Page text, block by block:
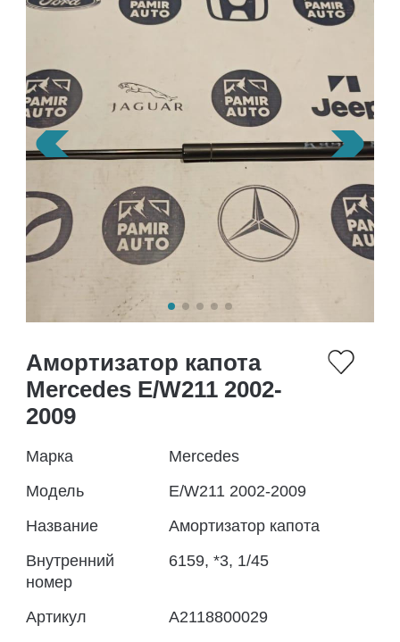
Амортизатор капота
Mercedes E/W211 2002-
2009
Марка
Mercedes
Модель
E/W211 2002-2009
Название
Амортизатор капота
Внутренний
номер
6159, *3, 1/45
Артикул
A2118800029